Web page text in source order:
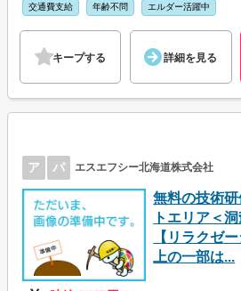
交通費支給 年齢不問 エルダー活躍中
キープする 詳細を見る
ア パ エスエフシー北海道株式会社
無料の技術
トエリア＜
【リラクゼ
上の一部は...